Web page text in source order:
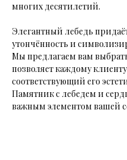
многих десятилетий.
Элегантный лебедь
утончённость и
Мы предлагаем вам
позволяет каждому
соответствующий его
Памятник с лебедем и
важным элементом вашей